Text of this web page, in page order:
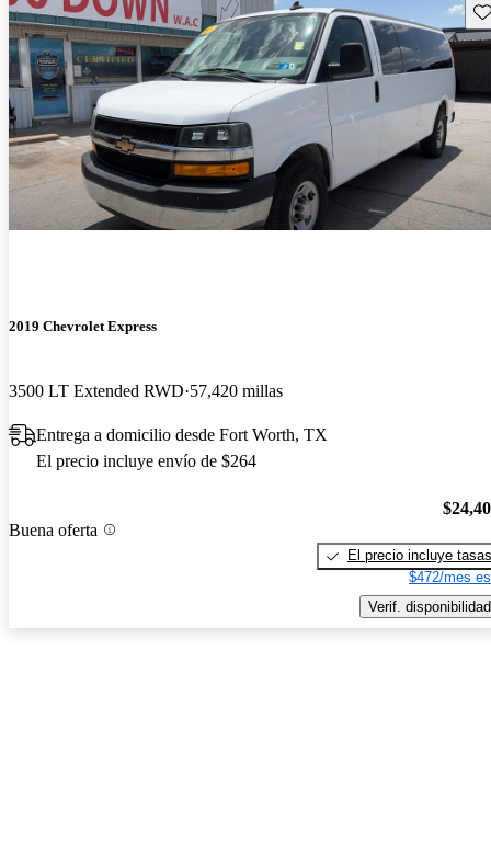
2019 Chevrolet Express
3500 LT Extended RWD 57,420 millas
Entrega a domicilio desde Fort Worth, TX
El precio incluye envío de $264
Buena oferta
El precio incluye tasas
$472/mes
Verif. disponibilidad